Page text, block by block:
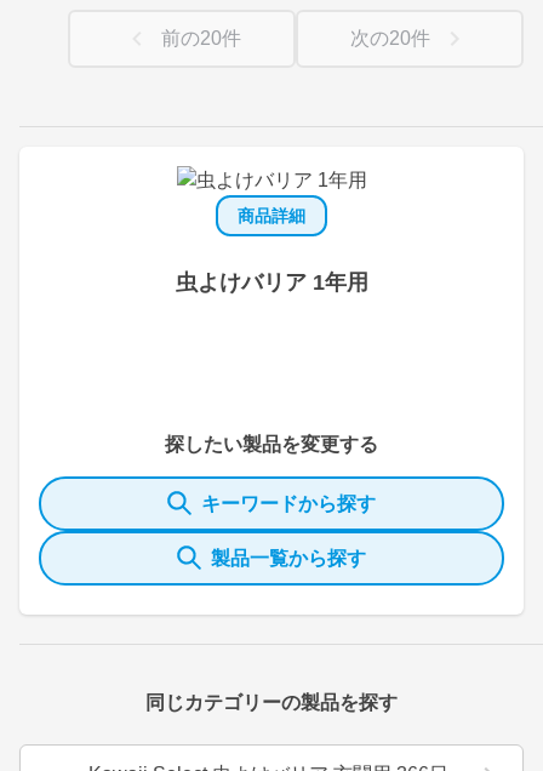
商品詳細
虫よけバリア 1年用
探したい製品を変更する
キーワードから探す
製品一覧から探す
同じカテゴリーの製品を探す
前の20件 次の20件